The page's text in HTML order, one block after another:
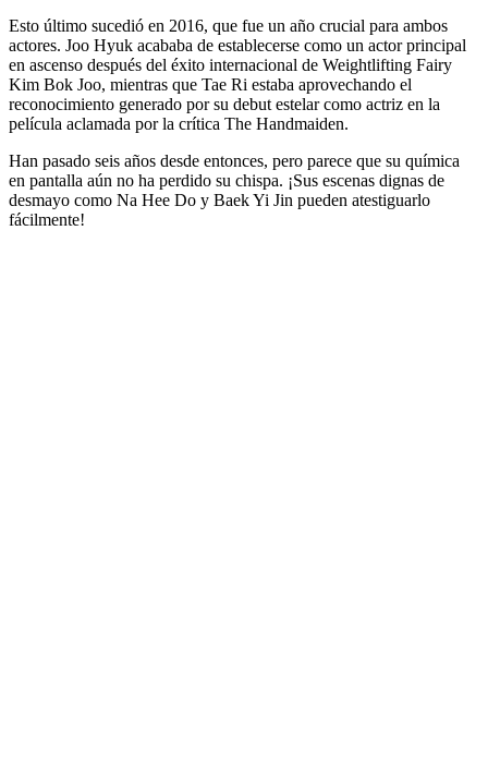
Esto último sucedió en 2016, que fue un año crucial para ambos
actores. Joo Hyuk acababa de establecerse como un actor principal
en ascenso después del éxito internacional de Weightlifting Fairy
Kim Bok Joo, mientras que Tae Ri estaba aprovechando el
reconocimiento generado por su debut estelar como actriz en la
película aclamada por la crítica The Handmaiden.
Han pasado seis años desde entonces, pero parece que su química
en pantalla aún no ha perdido su chispa. ¡Sus escenas dignas de
desmayo como Na Hee Do y Baek Yi Jin pueden atestiguarlo
fácilmente!